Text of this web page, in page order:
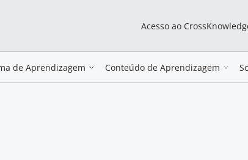
Acesso ao
de Aprendizagem Conteúdo de Aprendizagem